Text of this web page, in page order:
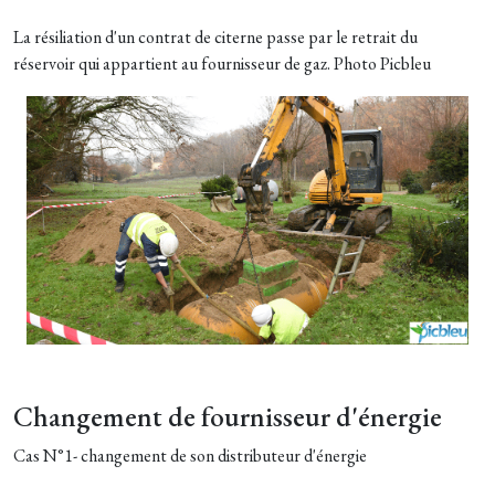
La résiliation d'un contrat de citerne passe par le retrait du
réservoir qui appartient au fournisseur de gaz. Photo Picbleu
Changement de fournisseur d'énergie
Cas N°1- changement de son distributeur d'énergie